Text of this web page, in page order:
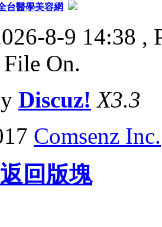
台醫學美容網
8-9 14:38 ,
On.
Discuz! X3.3
Comsenz Inc.
返回版塊